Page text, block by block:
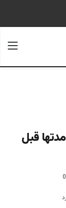
نطفه قیام نظامی ۷ ثور ۱۳۵۷ مدتها قبل
0